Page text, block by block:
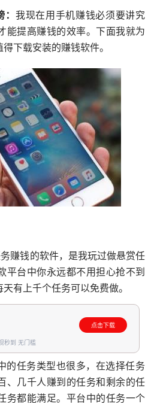
我现在用手机赚钱必须要讲究
能提高赚钱的效率。下面我就为
下载安装的赚钱软件。
赚钱的软件，是我玩过做悬赏任
平台中你永远都不用担心抢不到
有上千个任务可以免费做。
秒到 无门槛
点击下载
的任务类型也很多，在选择任务
、几千人赚到的任务和剩余的任
务都能满足。平台中的任务一个